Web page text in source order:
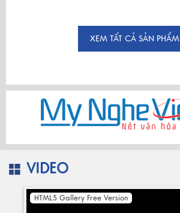
XEM TẤT CẢ SẢN PHẨM
VIDEO
HTML5 Gallery Free Version